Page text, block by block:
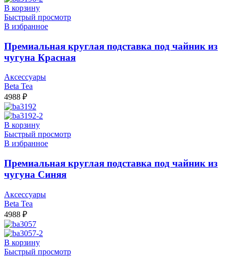
В корзину
Быстрый просмотр
В избранное
Премиальная круглая подставка под чайник из
чугуна Красная
Аксессуары
Beta Tea
4988 ₽
В корзину
Быстрый просмотр
В избранное
Премиальная круглая подставка под чайник из
чугуна Синяя
Аксессуары
Beta Tea
4988 ₽
В корзину
Быстрый просмотр